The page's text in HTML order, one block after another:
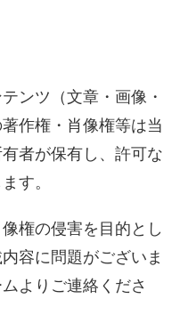
ンツ（文章・画像・
作権・肖像権等は当
者が保有し、許可な
す。
権の侵害を目的とし
容に問題がございま
よりご連絡くださ